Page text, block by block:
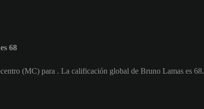
68
(MC) para . La calificación global de Bruno Lamas es 68.